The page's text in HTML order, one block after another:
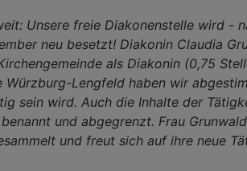
Unsere freie Diakonenstelle wird -
neu besetzt! Diakonin Claudia
als Diakonin (0,75
Würzburg-Lengfeld haben wir
sein wird. Auch die Inhalte der
und abgegrenzt. Frau
und freut sich auf ihre neue